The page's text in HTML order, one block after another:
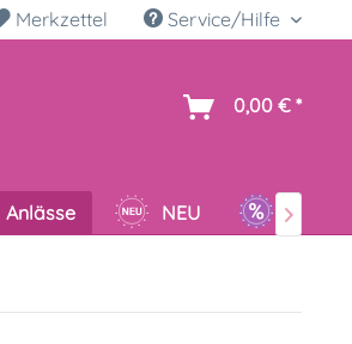
Merkzettel Service/Hilfe
0,00 € *
Anlässe NEU SALE
